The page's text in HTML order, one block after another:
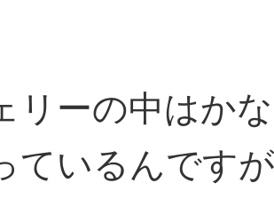
リーの中はか
ているんです